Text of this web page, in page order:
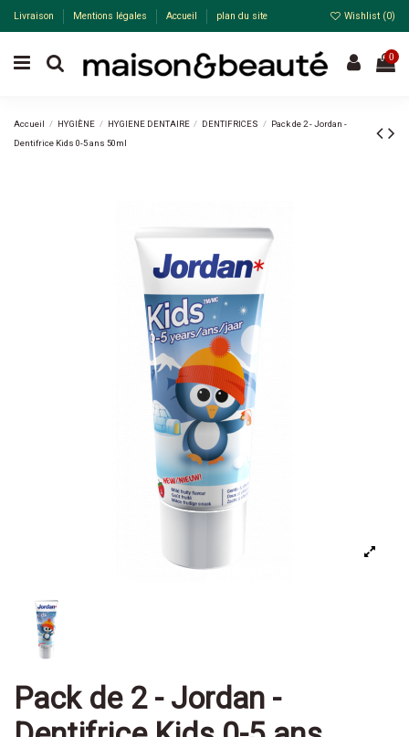
Livraison Mentions légales Accueil plan du site Wishlist (0)
0
Accueil HYGIÈNE HYGIENE DENTAIRE DENTIFRICES
Pack de 2 - Jordan -
Dentifrice Kids 0-5 ans 50ml
Pack de 2 - Jordan -